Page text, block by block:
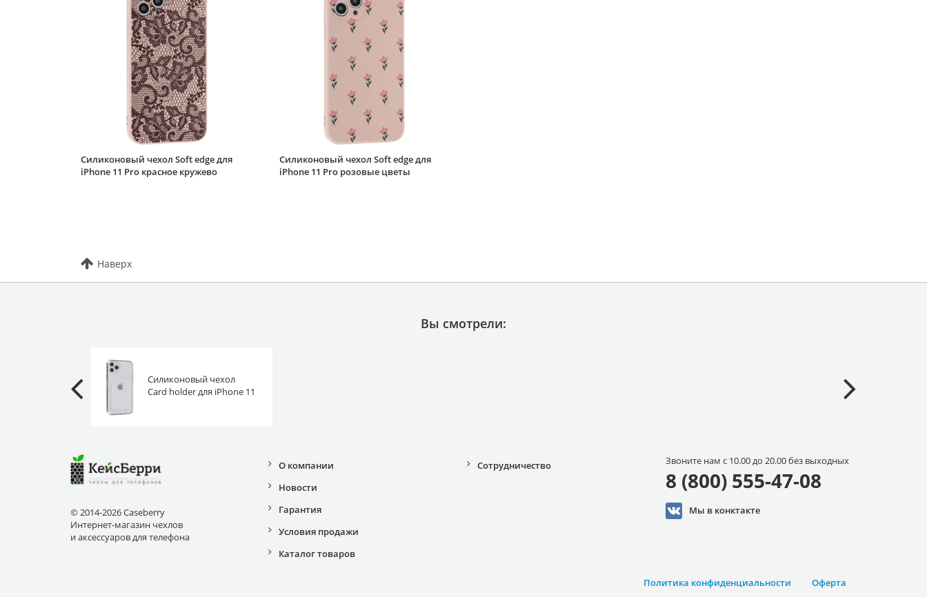
Силиконовый чехол Soft edge для
iPhone 11 Pro красное кружево
Силиконовый чехол Soft edge для
iPhone 11 Pro розовые цветы
Наверх
Вы смотрели:
Силиконовый чехол
Card holder для iPhone 11
© 2014-2026 Caseberry
Интернет-магазин чехлов
и аксессуаров для телефона
О компании
Новости
Гарантия
Условия продажи
Каталог товаров
Сотрудничество Звоните нам с 10.00 до 20.00 без выходных
8 (800) 555-47-08
Мы в конктакте
Оферта
Политика конфиденциальности